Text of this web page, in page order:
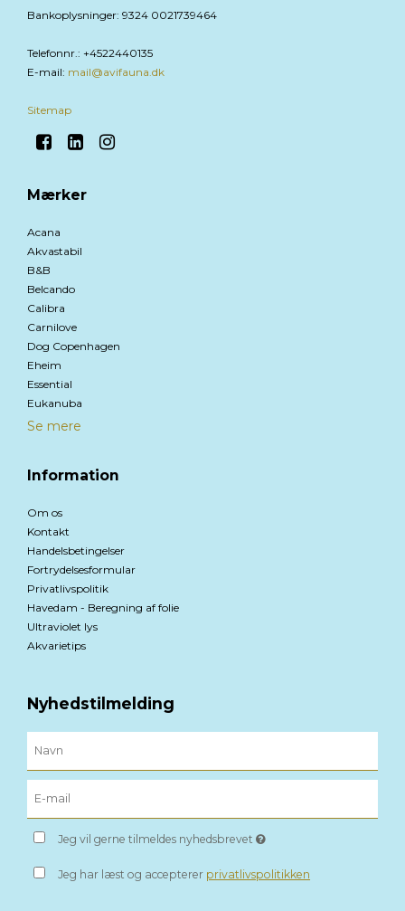
Bankoplysninger: 9324 0021739464
Telefonnr.: +4522440135
E-mail: mail@avifauna.dk
Sitemap
Mærker
Acana
Akvastabil
B&B
Belcando
Calibra
Carnilove
Dog Copenhagen
Eheim
Essential
Eukanuba
Se mere
Information
Om os
Kontakt
Handelsbetingelser
Fortrydelsesformular
Privatlivspolitik
Havedam - Beregning af folie
Ultraviolet lys
Akvarietips
Nyhedstilmelding
Jeg vil gerne tilmeldes nyhedsbrevet
Jeg har læst og accepterer privatlivspolitikken